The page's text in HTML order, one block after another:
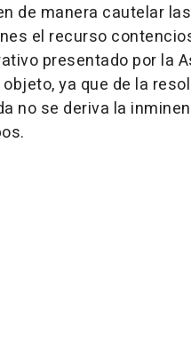
de manera cautelar
el recurso
presentado por la
ya que de la
no se deriva la